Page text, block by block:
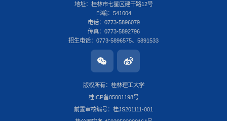
地址：桂林市七星区建干路12号
邮编：541004
电话：0773-5896079
传真：0773-5892796
招生电话：0773-5896575、5891533
桂林雁山校区
地址：桂林市雁山区雁山街319号
电话：0773-3696580
传真：0773-8986516
招生电话：0773-3678379
版权所有：桂林理工大学
桂ICP备05001198号
前置审核编号：桂JS201111-001